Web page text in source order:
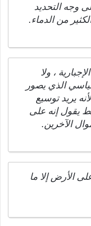
وجه التحديد
من الدماء.
، ولا
الذي يصور
يريد توسيع
يقول إنه على
الآخرين.
الأرض إلا ما